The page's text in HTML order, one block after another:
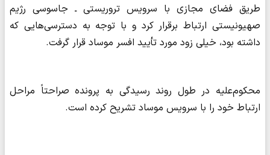
طریق فضای مجازی با سرویس تروریستی ـ جاسوسی رژیم
صهیونیستی ارتباط برقرار کرد و با توجه به دسترسی‌هایی که
داشته بود، خیلی زود مورد تأیید افسر موساد قرار گرفت.
محکوم‌علیه در طول روند رسیدگی به پرونده صراحتاً مراحل
ارتباط خود را با سرویس موساد تشریح کرده است.